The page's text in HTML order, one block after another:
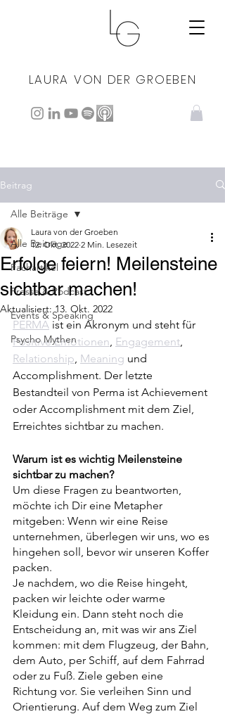
LAURA VON DER GROEBEN
Beitrag
Alle Beiträge
Fachartikel
Presse & Podcast
Events & Speaking
Psycho Mythen
Alle Beiträge
Erfolge feiern! Meilensteine
sichtbar machen!
Laura von der Groeben
12. Okt. 2022 2 Min. Lesezeit
Aktualisiert:13. Okt. 2022
PERMA ist ein Akronym und steht für
Positive Emotionen Engagement
Relationship Meaning und
Accomplishment. Der letzte
Bestandteil von Perma ist Achievement
oder Accomplishment mit dem Ziel,
Erreichtes sichtbar zu machen.
Warum ist es wichtig Meilensteine
sichtbar zu machen?
Um diese Fragen zu beantworten,
möchte ich Dir eine Metapher
mitgeben: Wenn wir eine Reise
unternehmen, überlegen wir uns, wo es
hingehen soll, bevor wir unseren Koffer
packen.
Je nachdem, wo die Reise hingeht,
packen wir leichte oder warme
Kleidung ein. Dann steht noch die
Entscheidung an, mit was wir ans Ziel
kommen: mit dem Flugzeug, der Bahn,
dem Auto, per Schiff, auf dem Fahrrad
oder zu Fuß. Ziele geben eine
Richtung vor. Sie verleihen Sinn und
Orientierung. Auf dem Weg zum Ziel